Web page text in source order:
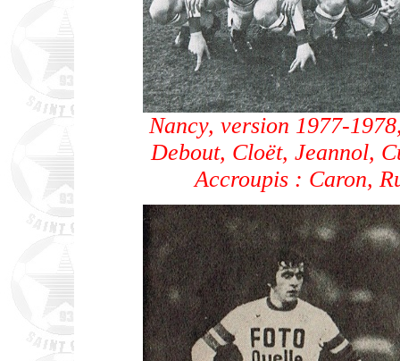
Nancy, version 1977-
Debout, Cloët, Jeannol,
Accroupis : Caron,